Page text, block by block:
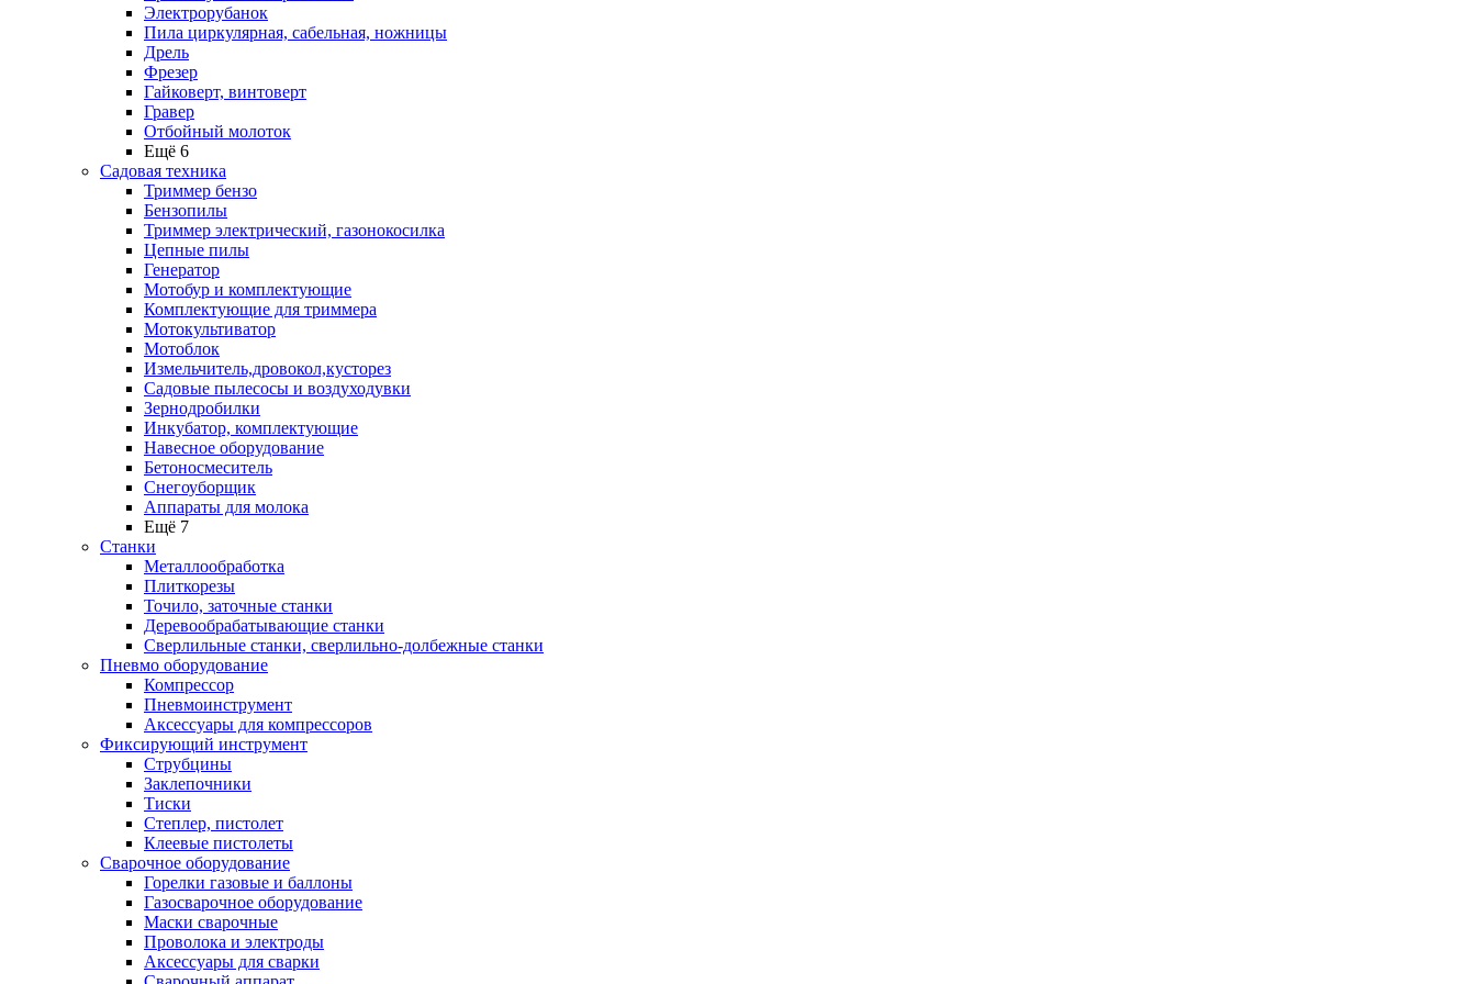
Электрорубанок
Пила циркулярная, сабельная, ножницы
Дрель
Фрезер
Гайковерт, винтоверт
Гравер
Отбойный молоток
Ещё 6
Садовая техника
Триммер бензо
Бензопилы
Триммер электрический, газонокосилка
Цепные пилы
Генератор
Мотобур и комплектующие
Комплектующие для триммера
Мотокультиватор
Мотоблок
Измельчитель,дровокол,кусторез
Садовые пылесосы и воздуходувки
Зернодробилки
Инкубатор, комплектующие
Навесное оборудование
Бетоносмеситель
Снегоуборщик
Аппараты для молока
Ещё 7
Станки
Металлообработка
Плиткорезы
Точило, заточные станки
Деревообрабатывающие станки
Сверлильные станки, сверлильно-долбежные станки
Пневмо оборудование
Компрессор
Пневмоинструмент
Аксессуары для компрессоров
Фиксирующий инструмент
Струбцины
Заклепочники
Тиски
Степлер, пистолет
Клеевые пистолеты
Сварочное оборудование
Горелки газовые и баллоны
Газосварочное оборудование
Маски сварочные
Проволока и электроды
Аксессуары для сварки